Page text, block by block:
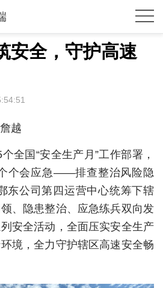
安全，守护高速
越
全国“安全生产月”工作部署，
个会应急——排查整治风险隐
东公司第四运营中心统筹下辖
、隐患整治、应急练兵双向发
安全活动，全面压实安全生产
境，全力守护辖区高速安全畅